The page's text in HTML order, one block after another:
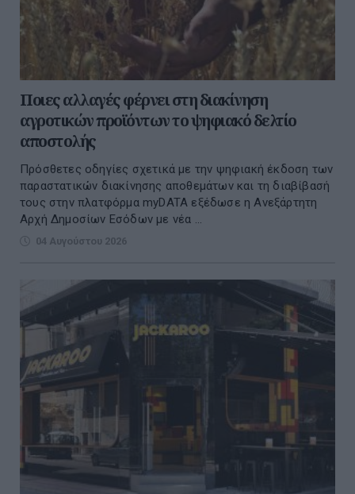
Ποιες αλλαγές φέρνει στη διακίνηση
αγροτικών προϊόντων το ψηφιακό δελτίο
αποστολής
Πρόσθετες οδηγίες σχετικά με την ψηφιακή έκδοση των
παραστατικών διακίνησης αποθεμάτων και τη διαβίβασή
τους στην πλατφόρμα myDATA εξέδωσε η Ανεξάρτητη
Αρχή Δημοσίων Εσόδων με νέα ...
04 Αυγούστου 2026